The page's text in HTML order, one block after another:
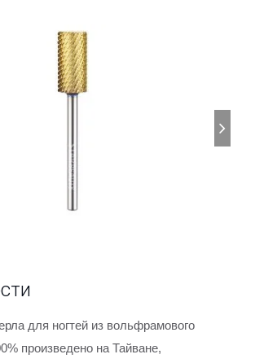
для ногтей из вольфрамового
произведено на Тайване,